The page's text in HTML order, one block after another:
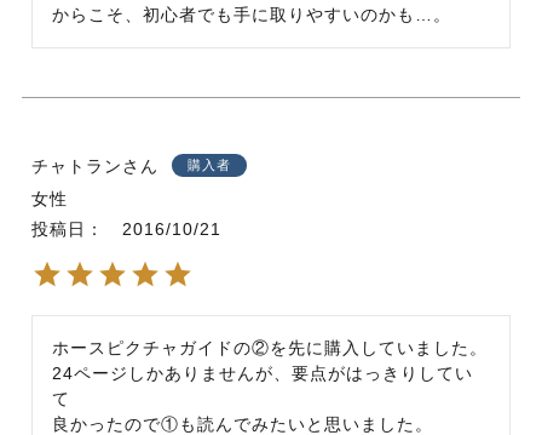
からこそ、初心者でも手に取りやすいのかも…。
チャトラン 購入者
女性
投稿日
2016/10/21
ホースピクチャガイドの②を先に購入していました。
24ページしかありませんが、要点がはっきりしてい
て
良かったので①も読んでみたいと思いました。